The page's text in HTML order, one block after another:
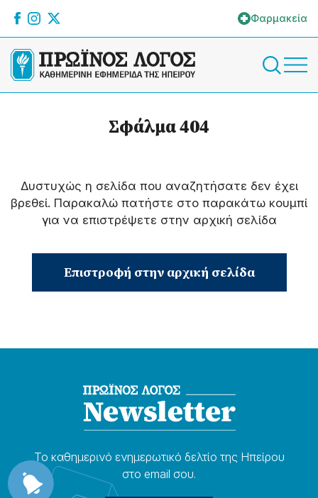
Φαρμακεία
Σφάλμα 404
Δυστυχώς η σελίδα που αναζητήσατε δεν έχει
βρεθεί. Παρακαλώ πατήστε στο παρακάτω κουμπί
για να επιστρέψετε στην αρχική σελίδα
Επιστροφή στην αρχική σελίδα
Το καθημερɩνό ενημερωτɩκό δελτίο της Ηπείρου
στο email σου.